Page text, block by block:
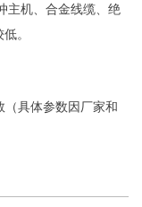
主机、合金线缆、绝
。
（具体参数因厂家和